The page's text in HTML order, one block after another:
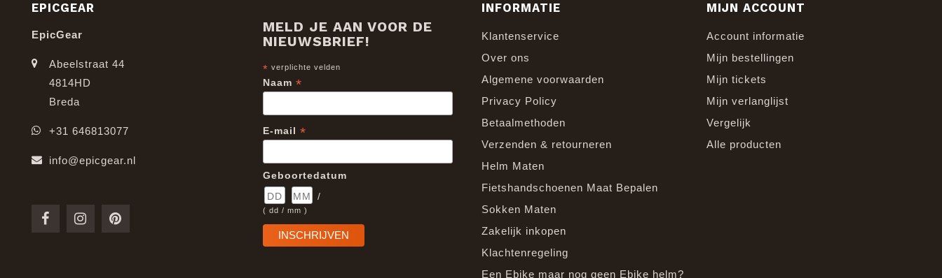
EPICGEAR
EpicGear
Abeelstraat 44
4814HD
Breda
+31 646813077
info@epicgear.nl
MELD JE AAN VOOR DE
NIEUWSBRIEF!
* verplichte velden
Naam *
E-mail *
Geboortedatum
/
( dd / mm )
INFORMATIE
Klantenservice
Over ons
Algemene voorwaarden
Privacy Policy
Betaalmethoden
Verzenden & retourneren
Helm Maten
Fietshandschoenen Maat Bepalen
Sokken Maten
Zakelijk inkopen
Klachtenregeling
Een Ebike maar nog geen Ebike helm?
MIJN ACCOUNT
Account informatie
Mijn bestellingen
Mijn tickets
Mijn verlanglijst
Vergelijk
Alle producten